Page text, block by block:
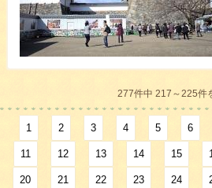
277件中 217～225件
1 2 3 4 5 6
11 12 13 14 15
20 21 22 23 24